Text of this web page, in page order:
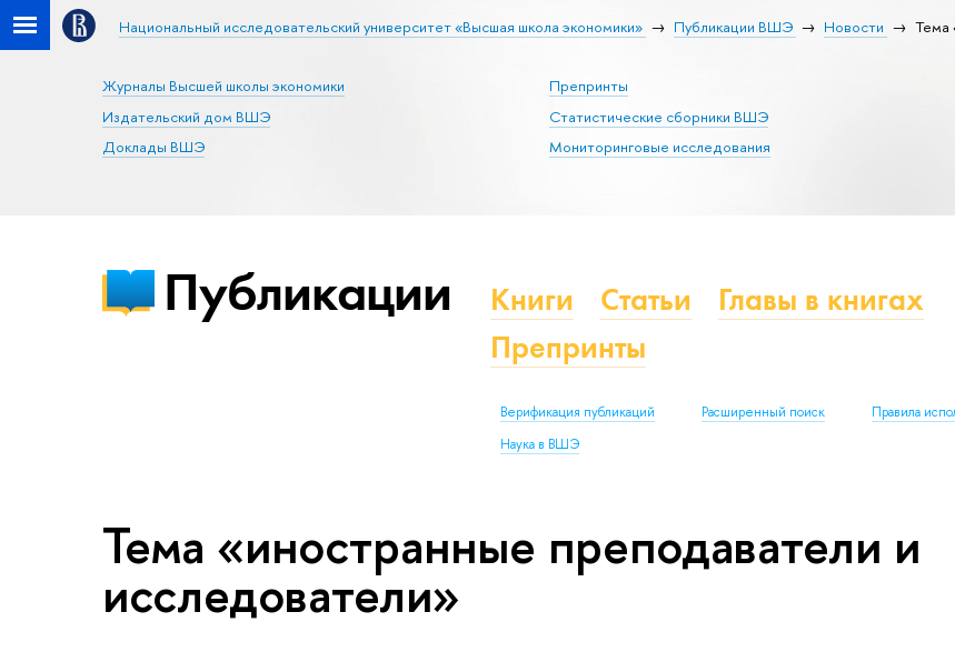
Национальный исследовательский университет «Высшая школа экономики» Публикации ВШЭ Новости Тема
Журналы Высшей школы экономики
Издательский дом ВШЭ
Доклады ВШЭ
Препринты
Статистические сборники ВШЭ
Мониторинговые исследования
Публикации Книги Статьи
Главы в книгах
Препринты
Верификация публикаций Расширенный поиск
Правила
Наука в ВШЭ
Тема «иностранные преподаватели и
исследователи»